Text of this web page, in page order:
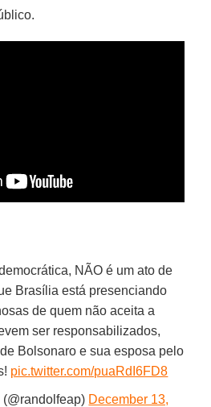
NÃO é um ato de
Brasília está presenciando
de quem não aceita a
ser responsabilizados,
Bolsonaro e sua esposa pelo
pic.twitter.com/puaRdI6FD8
December 13,